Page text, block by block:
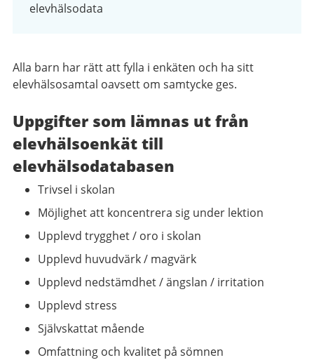
elevhälsodata
Alla barn har rätt att fylla i enkäten och ha sitt
elevhälsosamtal oavsett om samtycke ges.
Uppgifter som lämnas ut från
elevhälsoenkät till
elevhälsodatabasen
Trivsel i skolan
Möjlighet att koncentrera sig under lektion
Upplevd trygghet / oro i skolan
Upplevd huvudvärk / magvärk
Upplevd nedstämdhet / ängslan / irritation
Upplevd stress
Självskattat mående
Omfattning och kvalitet på sömnen